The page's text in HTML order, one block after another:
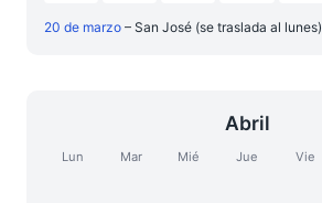
20 de marzo – San José (se traslada al lunes)
Abril
Lun Mar Mié Jue Vie